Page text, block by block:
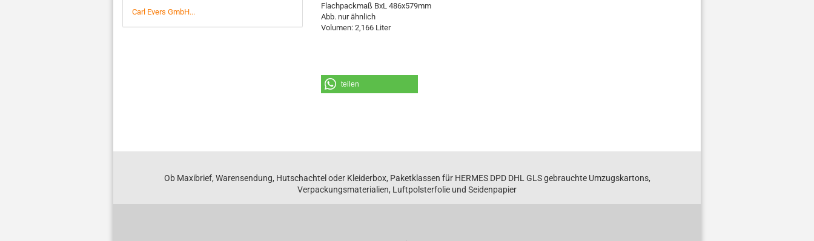
Flachpackmaß BxL 486x579mm
Abb. nur ähnlich
Volumen: 2,166 Liter
teilen
Carl Evers GmbH...
Ob Maxibrief, Warensendung, Hutschachtel oder Kleiderbox, Paketklassen für HERMES DPD DHL GLS gebrauchte Umzugskartons,
Verpackungsmaterialien, Luftpolsterfolie und Seidenpapier